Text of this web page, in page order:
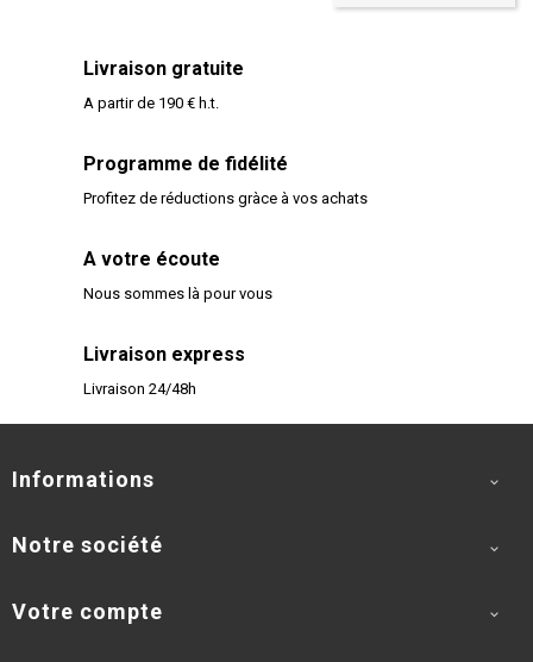
Livraison gratuite
A partir de 190 € h.t.
Programme de fidélité
Profitez de réductions gràce à vos achats
A votre écoute
Nous sommes là pour vous
Livraison express
Livraison 24/48h
Informations 
Notre société 
Votre compte 